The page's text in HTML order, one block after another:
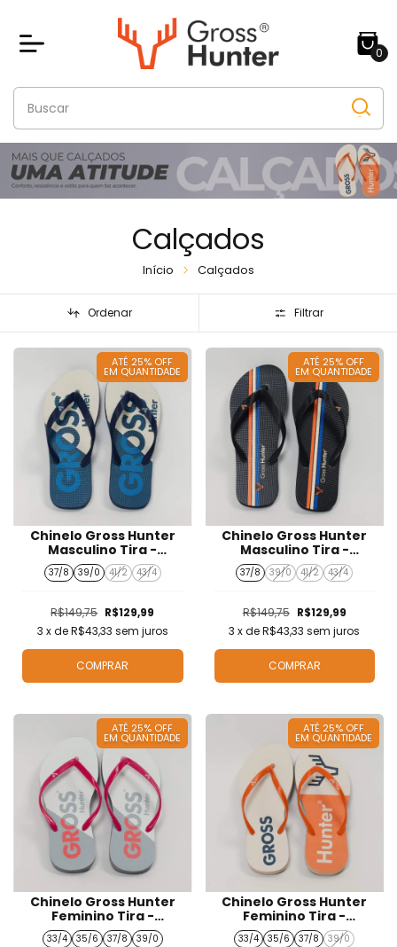
0
Calçados
Início Calçados
Ordenar Filtrar
ATÉ 25% OFF
EM QUANTIDADE
Chinelo Gross Hunter
Masculino Tira -
CH425009
37/8 39/0 41/2 43/4
R$149,75 R$129,99
3 x deR$43,33 sem juros
COMPRAR
ATÉ 25% OFF
EM QUANTIDADE
Chinelo Gross Hunter
Masculino Tira -
CH425004
37/8 39/0 41/2 43/4
R$149,75 R$129,99
3 x deR$43,33 sem juros
COMPRAR
ATÉ 25% OFF
EM QUANTIDADE
Chinelo Gross Hunter
Feminino Tira -
CH525002
33/4 35/6 37/8 39/0
ATÉ 25% OFF
EM QUANTIDADE
Chinelo Gross Hunter
Feminino Tira -
CH525003
33/4 35/6 37/8 39/0